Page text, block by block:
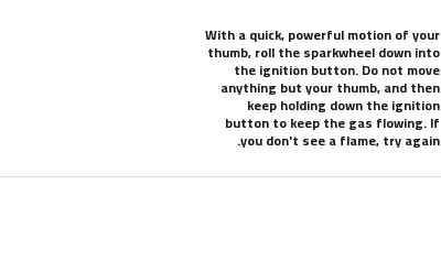
With a quick, powerful motion of your
thumb, roll the sparkwheel down into
the ignition button. Do not move
anything but your thumb, and then
keep holding down the ignition
button to keep the gas flowing. If
you don't see a flame, try again.